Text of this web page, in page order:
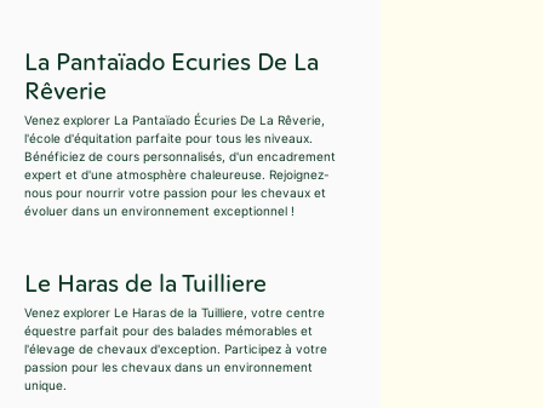
La Pantaïado Ecuries De La
Rêverie
Venez explorer La Pantaïado Écuries De La Rêverie,
l'école d'équitation parfaite pour tous les niveaux.
Bénéficiez de cours personnalisés, d'un encadrement
expert et d'une atmosphère chaleureuse. Rejoignez-
nous pour nourrir votre passion pour les chevaux et
évoluer dans un environnement exceptionnel !
Le Haras de la Tuilliere
Venez explorer Le Haras de la Tuilliere, votre centre
équestre parfait pour des balades mémorables et
l'élevage de chevaux d'exception. Participez à votre
passion pour les chevaux dans un environnement
unique.